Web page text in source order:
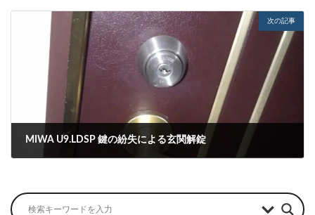
次の記事
MIWA U9.LDSP 鍵の紛失による玄関解錠